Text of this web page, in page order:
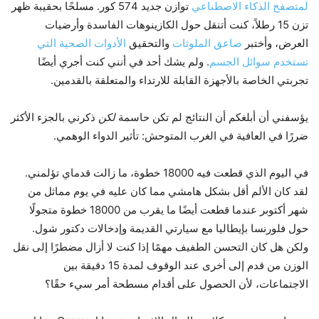
لمتصفح الذكاء الاصطناعي
توازن جديد 574 كور. مسلحًا بحقيبة ظهر
تزن 15 رطلاً، كنت أتنقل حول الكازينوهات الفاسدة وأرضيات
العرض، وأختبر صاعق الملوثات والتحقيق الأدوات الصحية التي
تستخدم سوائل الجسم. ولم يشك أحد في أنني كنت أجري أيضًا
تجربتي الخاصة بالأجهزة القابلة للارتداء والمتعلقة بالقدمين.
يؤسفني أن أبلغكم أن النتائج لم تكن حاسمةلكن ذكرني بالجزء الأكثر
ضررًا في العافية في الغرب المتوحش: تأثير الدواء الوهمي.
في اليوم الذي قطعت فيه 18000 خطوة، ما زالت قدماي تؤلمني.
لقد كان الألم أقل بشكل هامشي مما كان عليه في يوم مماثل من
شهر أكتوبر عندما قطعت أيضًا ما يقرب من 18000 خطوة متجولًا
حول فلورنسا بإيطاليا مع سيارتي القديمة وإدخالات دكتور شول.
ولكن هل كان التحسن الطفيف مهمًا إذا كنت لا أزال مضطرًا إلى نقل
الوزن من قدم إلى أخرى عند الوقوف لمدة 15 دقيقة بين
الاجتماعات، لأن الحصول على أقدام مسطحة أمر سيء حقًا؟